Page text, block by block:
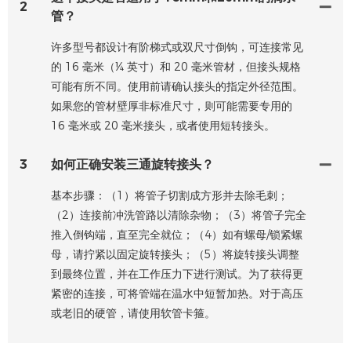
2
管？
许多型号都设计有阶梯式或双尺寸倒钩，可连接常见
的 16 毫米（¼ 英寸）和 20 毫米管材，但接头规格
可能有所不同。使用前请确认接头的指定外径范围。
如果您的管材壁厚非标准尺寸，则可能需要专用的
16 毫米或 20 毫米接头，或者使用短转接头。
3 如何正确安装三通旋转接头？
基本步骤：（1）将管子切割成方形并去除毛刺；
（2）连接前冲洗管路以清除杂物；（3）将管子完全
推入倒钩端，直至完全就位；（4）如有螺母/锁紧螺
母，请拧紧以固定旋转接头；（5）将旋转接头调整
到最终位置，并在工作压力下进行测试。为了获得更
紧密的连接，可将管端在温水中短暂加热。对于高压
或老旧的硬管，请使用软管卡箍。